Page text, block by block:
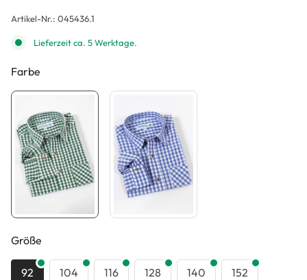
Artikel-Nr.: 045436.1
Lieferzeit ca. 5 Werktage.
Farbe
Größe
92 104 116 128 140 152